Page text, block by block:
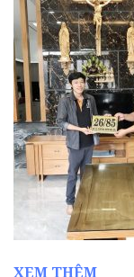
XEM THÊM